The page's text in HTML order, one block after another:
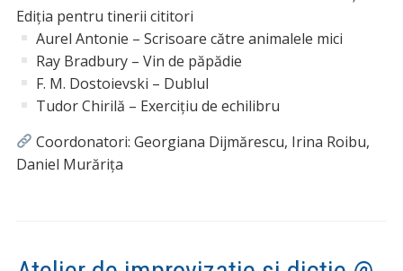
Ediția pentru tinerii cititori
Aurel Antonie – Scrisoare către animalele mici
Ray Bradbury – Vin de păpădie
F. M. Dostoievski – Dublul
Tudor Chirilă – Exercițiu de echilibru
Coordonatori: Georgiana Dijmărescu, Irina Roibu,
Daniel Murărița